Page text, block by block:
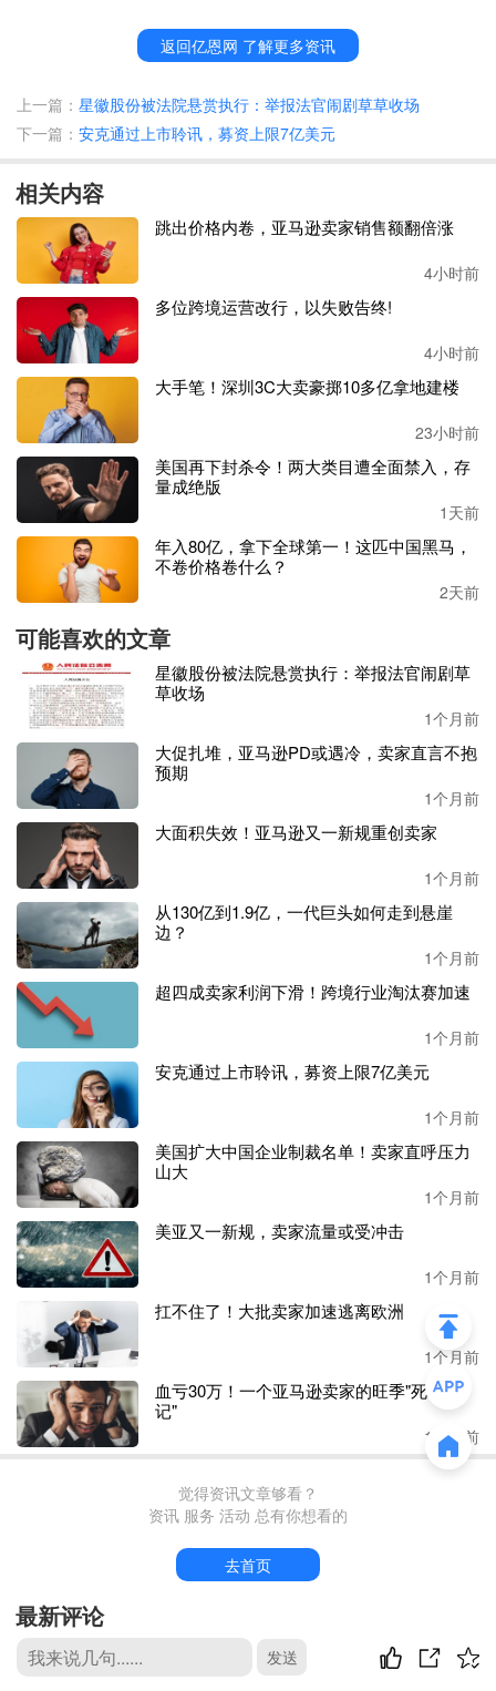
多位竞争者，最后才选中了他。
大洗牌中，还有大批同行至今仍在海投简历，迟迟没能熬出
头。”小张等人观察发现，很多运营，根本都没有面试机
“最近在 BOSS 直聘上沟通，大多是已读不回，要不就是给
出的底薪低得离谱。” 龙岗一位拥有三年多经验的运营感慨
道。不少企业页面明明挂着招聘岗位，可主动发消息后要么
十分后悔当初选择离职。
他主动投递、打招呼的企业加起来不足二十家，换作往年，
主动对接他的公司都能超百家。
还有一位空窗期长达半年的运营从业者，持续投递简历却始
终收不到面试邀约，直言自己仿佛被行业抛弃了。
在求职环境持续低迷的背景下，今年不少跨境从业者选择转
行突围，考公、投身教培等成为热门备选方向。
“今年整体行情低迷，要不要接受降薪入职，关键要看自身
所处的职场阶段。”行业博主 Amazon 程（下称程先生）给
出自己的看法：若是刚入行、处于执行层的运营，从业经验
有限，不妨放平心态务实求职，先沉淀能力、积累实操经
验，不必强求一步到位拿到理想薪资；但如果自身履历亮
眼、手握实打实的项目成果，则不必轻易自降薪资预期。
在程先生看来，今年市场环境愈发复杂，行业马太效应也愈
发凸显。缺乏核心竞争力的普通运营、铺货类卖家以及小型
团队，今年发展处处受限：求职者也面临极度内卷的求职市
场，上岗困难。
管理层也受波及？跨境组织扁平化趋势出现
行业冲击之下，不止基层从业者承压，管理层同样受到行情
波及。跨境圈甚至出现了一种声音：在
AI等各项工具加持
下，最先被取代的就是负责上传下达、流程监督的‘传声筒
式’中层。
小编随机采访了数位卖家，多人表示暂时还未感受到这种氛
“你让一个刚毕业的应届生跟大老板去汇报，这根本不可
能。”刘先生认为，在大型跨境电商公司里面，AI对管理层
的影响有点小，至少短期代替不了。
但是，AI的影响面确实在扩大。
“单拿我们公司来说，美工岗位已经缩减了不少，AI 作图效
率实在太高。” 何先生表示，不过 AI 很难完全取代运营，
目前只能充当运营的辅助工具，核心工作依旧依靠人来完
成；但美工岗位受 AI 冲击的影响确实十分明显。
另有业内人士判断，未来行业基层岗位将大幅缩减；中层岗
位虽不会彻底消失，但数量会明显收缩，能够熟练运用
工具的管理者才能留存，不懂 AI 者终将被市场淘汰。
代。” 业内人士补充道，真正合格的中层管理者，擅长识
I 无法替代的。
随着跨境电商进入存量阶段，一个不容忽视的事实是，行业
返回亿恩网 了解更多资讯
上一篇： 星徽股份被法院悬赏执行：举报法官闹剧草草收场
下一篇： 安克通过上市聆讯，募资上限7亿美元
相关内容
跳出价格内卷，亚马逊卖家销售额翻倍涨
4小时前
多位跨境运营改行，以失败告终!
4小时前
大手笔！深圳3C大卖豪掷10多亿拿地建楼
23小时前
美国再下封杀令！两大类目遭全面禁入，存
量成绝版
1天前
年入80亿，拿下全球第一！这匹中国黑马，
不卷价格卷什么？
2天前
可能喜欢的文章
星徽股份被法院悬赏执行：举报法官闹剧草
草收场
1个月前
大促扎堆，亚马逊PD或遇冷，卖家直言不抱
预期
1个月前
大面积失效！亚马逊又一新规重创卖家
1个月前
从130亿到1.9亿，一代巨头如何走到悬崖
边？
1个月前
超四成卖家利润下滑！跨境行业淘汰赛加速
1个月前
安克通过上市聆讯，募资上限7亿美元
1个月前
美国扩大中国企业制裁名单！卖家直呼压力
山大
1个月前
美亚又一新规，卖家流量或受冲击
1个月前
扛不住了！大批卖家加速逃离欧洲
1个月前
血亏30万！一个亚马逊卖家的旺季"死亡笔
记"
1个月前
觉得资讯文章够看？
资讯 服务 活动 总有你想看的
去首页
最新评论
发送